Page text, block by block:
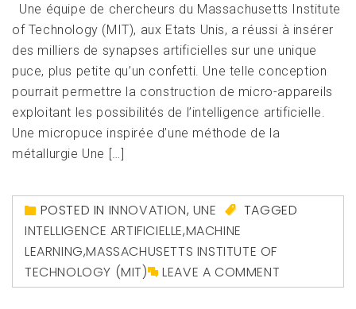
Une équipe de chercheurs du Massachusetts Institute
of Technology (MIT), aux Etats Unis, a réussi à insérer
des milliers de synapses artificielles sur une unique
puce, plus petite qu’un confetti. Une telle conception
pourrait permettre la construction de micro-appareils
exploitant les possibilités de l’intelligence artificielle.
Une micropuce inspirée d’une méthode de la
métallurgie Une […]
POSTED IN INNOVATION, UNE
TAGGED
INTELLIGENCE ARTIFICIELLE,MACHINE
LEARNING,MASSACHUSETTS INSTITUTE OF
TECHNOLOGY (MIT)
LEAVE A COMMENT